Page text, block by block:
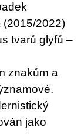
(2015/2022)
tvarů glyfů –
znakům a
jako